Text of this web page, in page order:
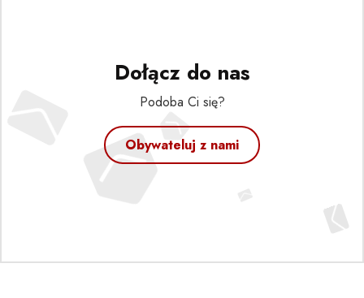
Dołącz do nas
Podoba Ci się?
Obywateluj z nami